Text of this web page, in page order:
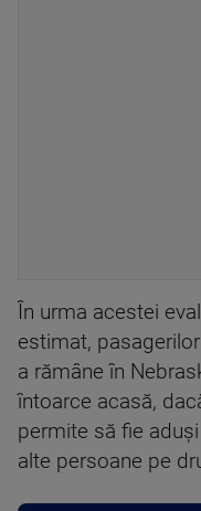
În urma acestei
estimat,
a rămâne în
întoarce acasă,
permite să fie
alte persoane pe